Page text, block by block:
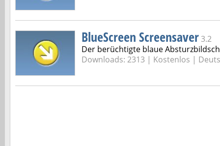
BlueScreen Screensaver 3.2
Der berüchtigte blaue
Downloads: 2313 | Kostenlos |